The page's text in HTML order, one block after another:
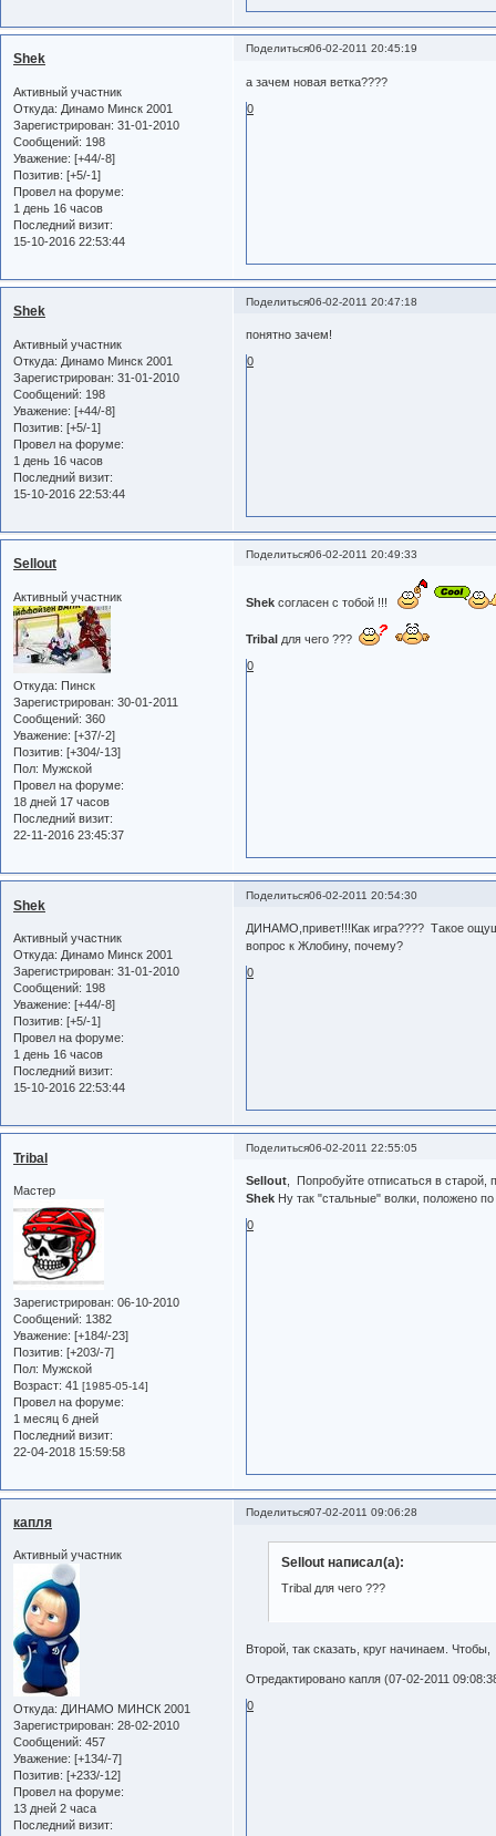
Поделиться06-02-2011 20:45:19
Shek
Активный участник
Откуда: Динамо Минск 2001
Зарегистрирован: 31-01-2010
Сообщений: 198
Уважение: [+44/-8]
Позитив: [+5/-1]
Провел на форуме:
1 день 16 часов
Последний визит:
15-10-2016 22:53:44
а зачем новая ветка????
0
Поделиться06-02-2011 20:47:18
Shek
Активный участник
Откуда: Динамо Минск 2001
Зарегистрирован: 31-01-2010
Сообщений: 198
Уважение: [+44/-8]
Позитив: [+5/-1]
Провел на форуме:
1 день 16 часов
Последний визит:
15-10-2016 22:53:44
понятно зачем!
0
Поделиться06-02-2011 20:49:33
Sellout
Активный участник
Откуда: Пинск
Зарегистрирован: 30-01-2011
Сообщений: 360
Уважение: [+37/-2]
Позитив: [+304/-13]
Пол: Мужской
Провел на форуме:
18 дней 17 часов
Последний визит:
22-11-2016 23:45:37
Shek согласен с тобой !!!
Tribal для чего ???
0
Поделиться06-02-2011 20:54:30
Shek
Активный участник
Откуда: Динамо Минск 2001
Зарегистрирован: 31-01-2010
Сообщений: 198
Уважение: [+44/-8]
Позитив: [+5/-1]
Провел на форуме:
1 день 16 часов
Последний визит:
15-10-2016 22:53:44
ДИНАМО,привет!!!Как игра???? Такое
вопрос к Жлобину, почему?
0
Поделиться06-02-2011 22:55:05
Tribal
Мастер
Зарегистрирован: 06-10-2010
Сообщений: 1382
Уважение: [+184/-23]
Позитив: [+203/-7]
Пол: Мужской
Возраст: 41 [1985-05-14]
Провел на форуме:
1 месяц 6 дней
Последний визит:
22-04-2018 15:59:58
Sellout, Попробуйте отписаться в старой,
Shek Ну так "стальные" волки, положено
0
Поделиться07-02-2011 09:06:28
капля
Активный участник
Откуда: ДИНАМО МИНСК 2001
Зарегистрирован: 28-02-2010
Сообщений: 457
Уважение: [+134/-7]
Позитив: [+233/-12]
Провел на форуме:
13 дней 2 часа
Последний визит:
Sellout написал(а):
Tribal для чего ???
Второй, так сказать, круг начинаем.
Отредактировано капля (07-02-2011
0